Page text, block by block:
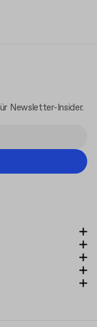
Newsletter-Insider.